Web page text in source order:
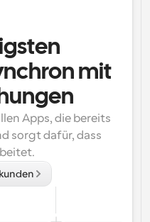
mit
Apps, die bereits
sorgt dafür, dass